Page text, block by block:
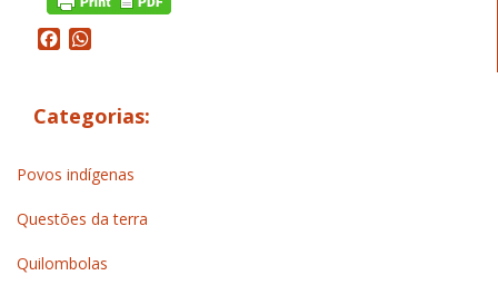
Facebook
Categorias:
Povos indígenas
Questões da terra
Quilombolas